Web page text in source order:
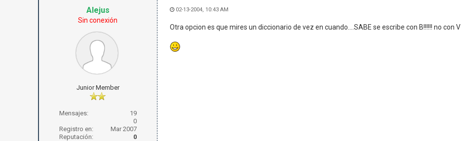
Alejus
Sin conexión
Junior Member
Mensajes:
19
0
Registro en:
Mar 2007
Reputación:
0
02-13-2004, 10:43 AM
Otra opcion es que mires un diccionario de vez en cuando....SABE se escribe con B!!!!!! no con V